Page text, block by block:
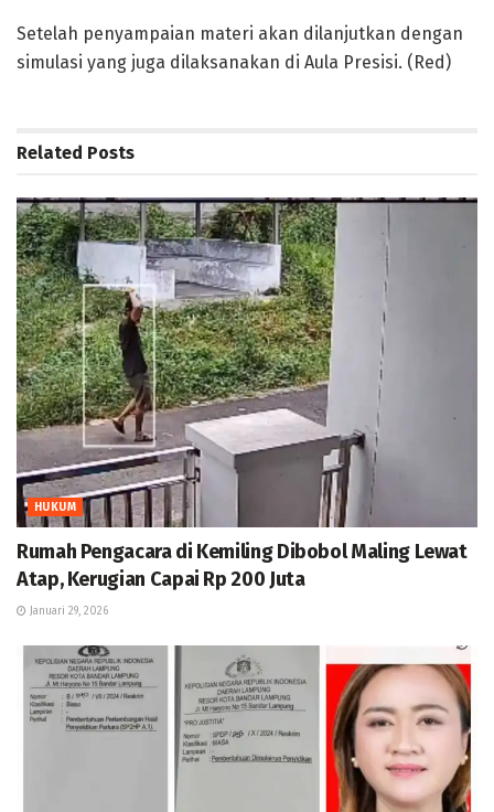
Setelah penyampaian materi akan dilanjutkan dengan
simulasi yang juga dilaksanakan di Aula Presisi. (Red)
Related Posts
HUKUM
Rumah Pengacara di Kemiling Dibobol Maling Lewat
Atap, Kerugian Capai Rp 200 Juta
Januari 29, 2026